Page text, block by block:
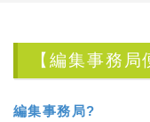
【編集事務
編集事務局?